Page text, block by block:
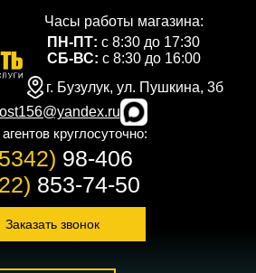
Часы работы магазина:
ПН-ПТ: с 8:30 до 17:30
СБ-ВС: с 8:30 до 16:00
г. Бузулук, ул. Пушкина, 3б
круглосуточно:
98-406
853-74-50
Заказать звонок